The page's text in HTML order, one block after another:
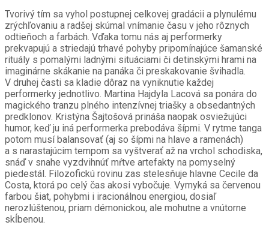
Tvorivý tím sa vyhol postupnej celkovej gradácii a plynulému
zrýchľovaniu a radšej skúmal vnímanie času v jeho rôznych
odtieňoch a farbách. Vďaka tomu nás aj performerky
prekvapujú a striedajú trhavé pohyby pripomínajúce šamanské
rituály s pomalými ladnými situáciami či detinskými hrami na
imaginárne skákanie na panáka či preskakovanie švihadla.
V druhej časti sa kladie dôraz na vyniknutie každej
performerky jednotlivo. Martina Hajdyla Lacová sa ponára do
magického tranzu plného intenzívnej triašky a obsedantných
predklonov. Kristýna Šajtošová prináša naopak osviežujúci
humor, keď ju iná performerka prebodáva šípmi. V rytme tanga
potom musí balansovať (aj so šípmi na hlave a ramenách)
a s narastajúcim tempom sa vyštverať až na vrchol schodiska,
snáď v snahe vyzdvihnúť mŕtve artefakty na pomyselný
piedestál. Filozofickú rovinu zas stelesňuje hlavne Cecile da
Costa, ktorá po celý čas akosi vybočuje. Vymyká sa červenou
farbou šiat, pohybmi i iracionálnou energiou, dosiaľ
nerozlúštenou, priam démonickou, ale mohutne a vnútorne
skĺbenou.